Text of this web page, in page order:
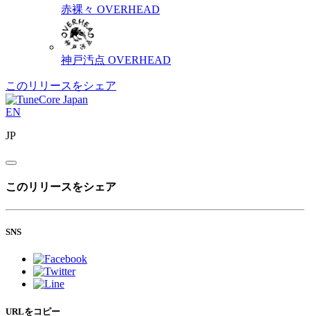
赤裸々 OVERHEAD
神戸汚点 OVERHEAD
このリリースをシェア
EN
JP
このリリースをシェア
SNS
URLをコピー